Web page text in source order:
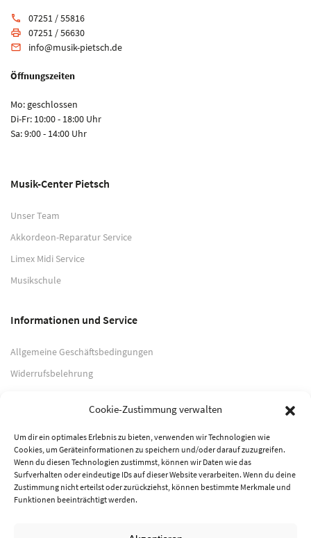
Cookie-Zustimmung verwalten
Um dir ein optimales Erlebnis zu bieten, verwenden wir Technologien wie
Cookies, um Geräteinformationen zu speichern und/oder darauf zuzugreifen.
Wenn du diesen Technologien zustimmst, können wir Daten wie das
Surfverhalten oder eindeutige IDs auf dieser Website verarbeiten. Wenn du deine
Zustimmung nicht erteilst oder zurückziehst, können bestimmte Merkmale und
Funktionen beeinträchtigt werden.
phone 07251 / 55816
print 07251 / 56630
email info@musik-pietsch.de
Öffnungszeiten
Mo: geschlossen
Di-Fr: 10:00 - 18:00 Uhr
Sa: 9:00 - 14:00 Uhr
Musik-Center Pietsch
Unser Team
Akkordeon-Reparatur Service
Limex Midi Service
Musikschule
Informationen und Service
Allgemeine Geschäftsbedingungen
Widerrufsbelehrung
Datenschutzerklärung
Zahlungsarten
PayPal